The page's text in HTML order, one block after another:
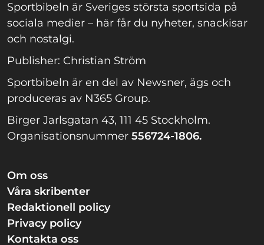
Sportbibeln är Sveriges största sportsida på
sociala medier – här får du nyheter, snackisar
och nostalgi.
Publisher: Christian Ström
Sportbibeln är en del av Newsner, ägs och
produceras av N365 Group.
Birger Jarlsgatan 43, 111 45 Stockholm.
Organisationsnummer 556724-1806.
Om oss
Våra skribenter
Redaktionell policy
Privacy policy
Kontakta oss